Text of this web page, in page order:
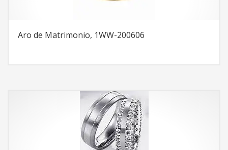
Aro de Matrimonio, 1WW-200606